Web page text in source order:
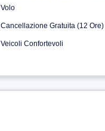
Volo
Cancellazione Gratuita (12 Ore)
Veicoli Confortevoli